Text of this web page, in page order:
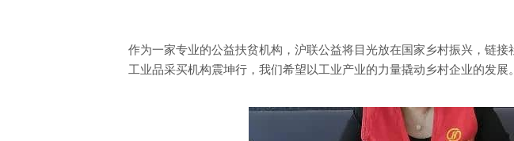
作为一家专业的公益扶贫机构，沪联公益将目光放在国家乡村振兴，链
工业品采买机构震坤行，我们希望以工业产业的力量撬动乡村企业的发展。